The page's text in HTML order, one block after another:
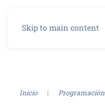
Skip to main content
Inicio Programación